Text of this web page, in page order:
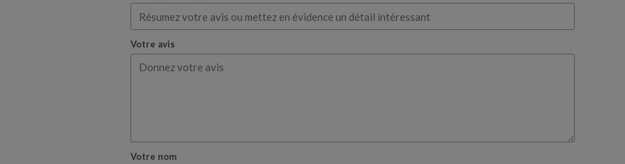
Votre avis
Votre nom